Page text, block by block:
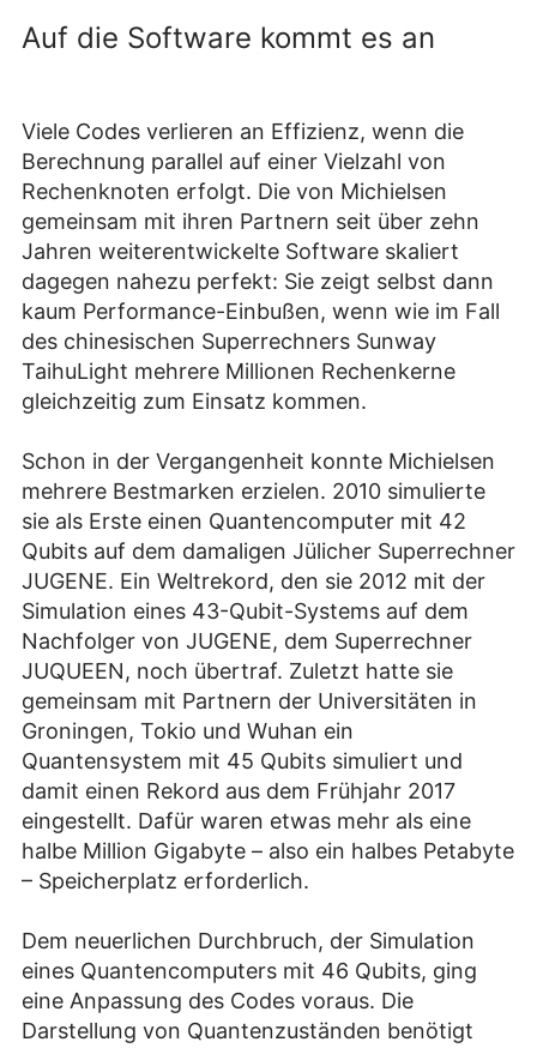
Auf die Software kommt es an
Viele Codes verlieren an Effizienz, wenn die
Berechnung parallel auf einer Vielzahl von
Rechenknoten erfolgt. Die von Michielsen
gemeinsam mit ihren Partnern seit über zehn
Jahren weiterentwickelte Software skaliert
dagegen nahezu perfekt: Sie zeigt selbst dann
kaum Performance-Einbußen, wenn wie im Fall
des chinesischen Superrechners Sunway
TaihuLight mehrere Millionen Rechenkerne
gleichzeitig zum Einsatz kommen.
Schon in der Vergangenheit konnte Michielsen
mehrere Bestmarken erzielen. 2010 simulierte
sie als Erste einen Quantencomputer mit 42
Qubits auf dem damaligen Jülicher Superrechner
JUGENE. Ein Weltrekord, den sie 2012 mit der
Simulation eines 43-Qubit-Systems auf dem
Nachfolger von JUGENE, dem Superrechner
JUQUEEN, noch übertraf. Zuletzt hatte sie
gemeinsam mit Partnern der Universitäten in
Groningen, Tokio und Wuhan ein
Quantensystem mit 45 Qubits simuliert und
damit einen Rekord aus dem Frühjahr 2017
eingestellt. Dafür waren etwas mehr als eine
halbe Million Gigabyte – also ein halbes Petabyte
– Speicherplatz erforderlich.
Dem neuerlichen Durchbruch, der Simulation
eines Quantencomputers mit 46 Qubits, ging
eine Anpassung des Codes voraus. Die
Darstellung von Quantenzuständen benötigt